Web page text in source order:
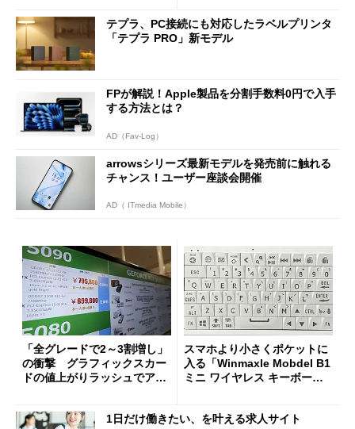
テプラ、PC接続にも対応したラベルプリンタ
「テプラ PRO」新モデル
FPが解説！Apple製品を分割手数料0円で入手
する方法とは？
AD（Fav-Log）
arrowsシリーズ最新モデルを発売前に触れる
チャンス！ユーザー座談会開催
AD（ ITmedia Mobile）
「全グレードで2～3割増し」
の衝撃 グラフィックスカー
ドの値上がりラッシュでアキ
スマホより小さくポケットに
入る「Winmaxle Mobdel B1
ミニ ワイヤレス キーボー
1日だけ働きたい、を叶える求人サイト